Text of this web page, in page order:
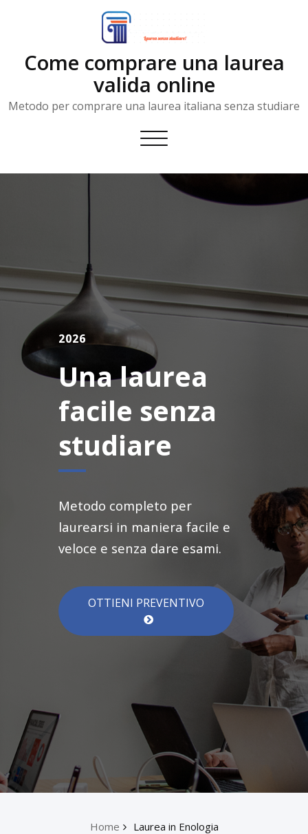
Come comprare una laurea
valida online
Metodo per comprare una laurea italiana senza studiare
Toggle
2026
Una laurea
facile senza
studiare
Metodo completo per
laurearsi in maniera facile e
veloce e senza dare esami.
OTTIENI PREVENTIVO
Home Laurea in Enologia